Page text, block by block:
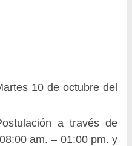
10 de octubre del
a través de
am. – 01:00 pm. y